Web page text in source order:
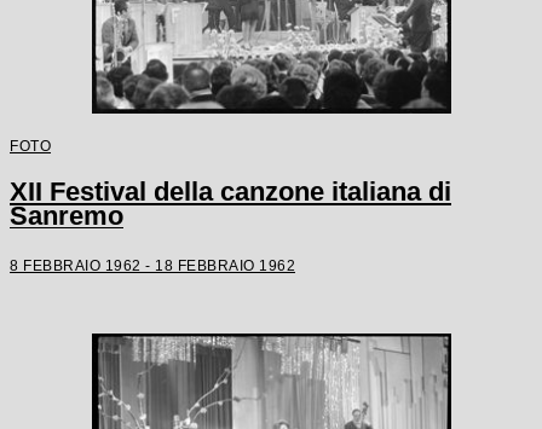
FOTO
XII Festival della canzone italiana di
Sanremo
8 FEBBRAIO 1962 - 18 FEBBRAIO 1962